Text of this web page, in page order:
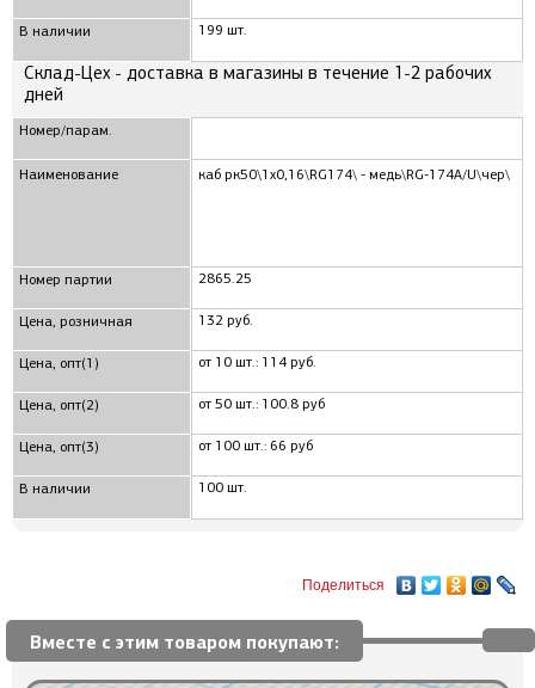
В наличии 199 шт.
Склад-Цех - доставка в магазины в течение 1-2 рабочих
дней
Номер/парам.
Наименование
Номер партии
Цена, розничная
Цена, опт(1)
Цена, опт(2)
Цена, опт(3)
В наличии
каб рк50\1x0,16\RG174\ - медь\RG-174A/U\чер\
2865.25
132 руб.
от 10 шт.: 114 руб.
от 50 шт.: 100.8 руб
от 100 шт.: 66 руб
100 шт.
Поделиться
Вместе с этим товаром покупают: